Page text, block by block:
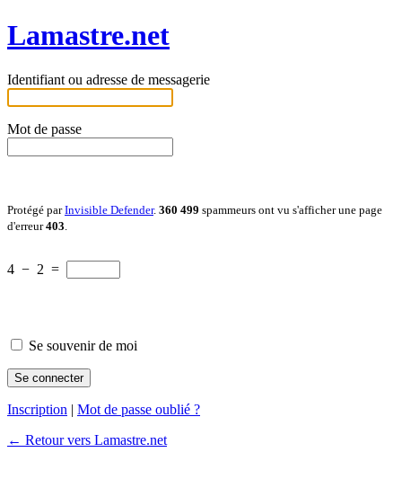
Lamastre.net
Identifiant ou adresse de messagerie
Mot de passe
Protégé parInvisible Defender. 360 499 spammeurs ont vu s'afficher une page
d'erreur403
4 − 2 =
Se souvenir de moi
Inscription | Mot de passe oublié ?
← Retour vers Lamastre.net